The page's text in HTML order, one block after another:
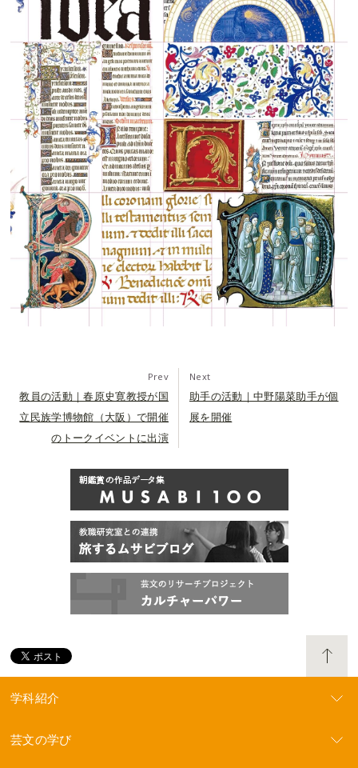
Prev
教員の活動｜春原史寛教授が国
立民族学博物館（大阪）で開催
のトークイベントに出演
Next
助手の活動｜中野陽菜助手が個
展を開催
学科紹介
芸文の学び